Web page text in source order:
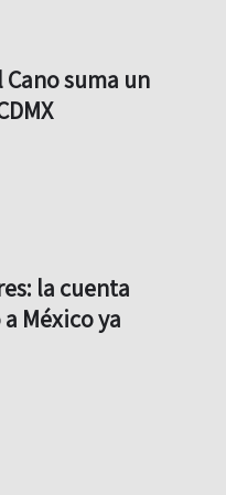
suma un
la cuenta
México ya